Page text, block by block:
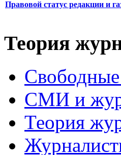
Правовой статус редакции и
Теория
СМИ и
Теория